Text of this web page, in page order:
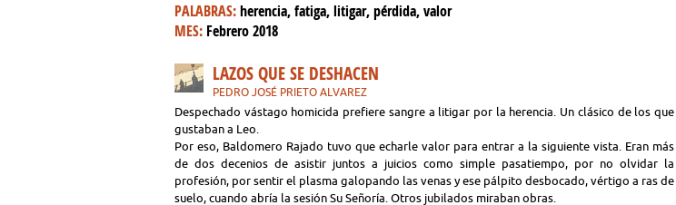
PALABRAS:herencia, fatiga, litigar, pérdida, valor
MES: Febrero 2018
LAZOS QUE SE DESHACEN
PEDRO JOSÉ PRIETO ALVAREZ
Despechado vástago homicida prefiere sangre a litigar por la herencia. Un clásico de los que
gustaban a Leo.
Por eso, Baldomero Rajado tuvo que echarle valor para entrar a la siguiente vista. Eran más
de dos decenios de asistir juntos a juicios como simple pasatiempo, por no olvidar la
profesión, por sentir el plasma galopando las venas y ese pálpito desbocado, vértigo a ras de
suelo, cuando abría la sesión Su Señoría. Otros jubilados miraban obras.